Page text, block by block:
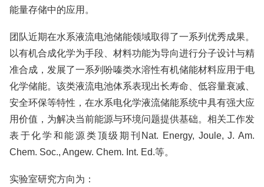
能量存储中的应用。
团队近期在水系液流电池储能领域取得了一系列优秀成果。
以有机合成化学为手段、材料功能为导向进行分子设计与精
准合成，发展了一系列吩嗪类水溶性有机储能材料应用于电
化学储能。该类液流电池体系表现出长寿命、低容量衰减、
安全环保等特性，在水系电化学液流储能系统中具有强大应
用价值，为解决当前能源与环境问题提供基础。相关工作发
表于化学和能源类顶级期刊Nat. Energy, Joule, J. Am.
Chem. Soc., Angew. Chem. Int. Ed.等。
实验室研究方向为：